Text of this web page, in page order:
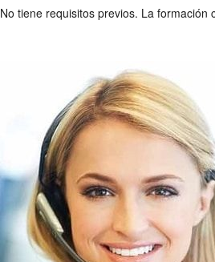
No tiene requisitos previos. La formación